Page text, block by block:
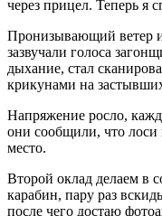
через прицел. Теперь я
Пронизывающий ветер и
зазвучали голоса
дыхание, стал
крикунами на
Напряжение росло,
они сообщили, что лоси
место.
Второй оклад делаем в
карабин, пару раз
после чего достаю